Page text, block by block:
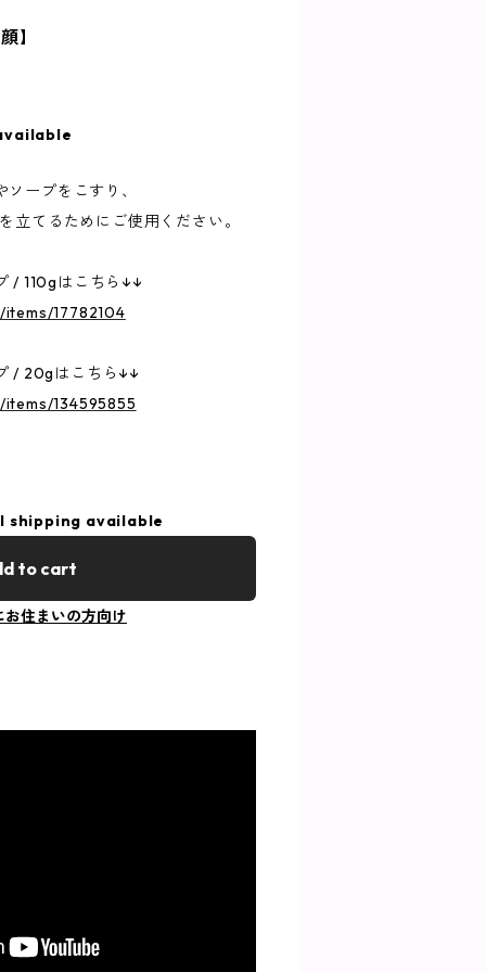
】
ープをこすり、
立てるためにご使用ください。
/ 110gはこちら↓↓
17782104
/ 20gはこちら↓↓
134595855
shipping available
to cart
お住まいの方向け